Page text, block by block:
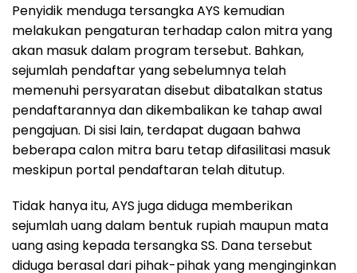
Penyidik menduga tersangka AYS kemudian
melakukan pengaturan terhadap calon mitra yang
akan masuk dalam program tersebut. Bahkan,
sejumlah pendaftar yang sebelumnya telah
memenuhi persyaratan disebut dibatalkan status
pendaftarannya dan dikembalikan ke tahap awal
pengajuan. Di sisi lain, terdapat dugaan bahwa
beberapa calon mitra baru tetap difasilitasi masuk
meskipun portal pendaftaran telah ditutup.
Tidak hanya itu, AYS juga diduga memberikan
sejumlah uang dalam bentuk rupiah maupun mata
uang asing kepada tersangka SS. Dana tersebut
diduga berasal dari pihak-pihak yang menginginkan